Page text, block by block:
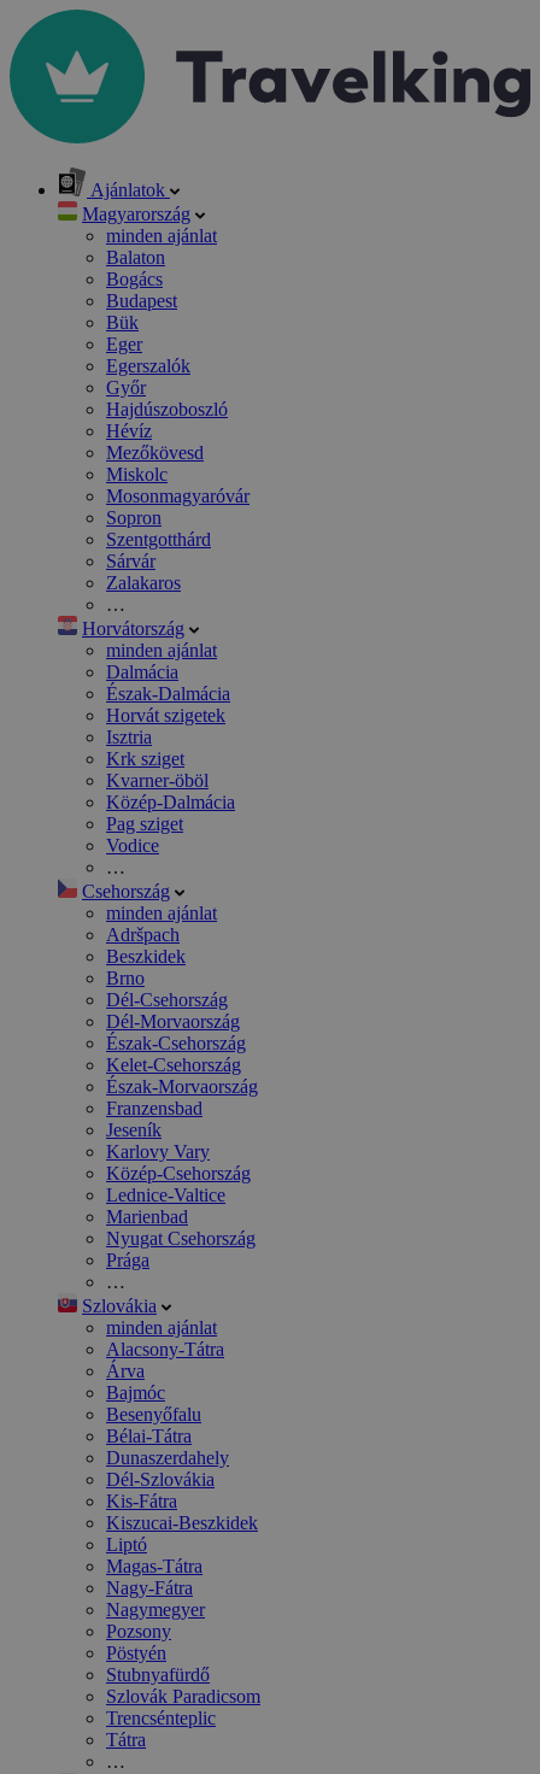
Ajánlatok
Magyarország
minden ajánlat
Balaton
Bogács
Budapest
Bük
Eger
Egerszalók
Győr
Hajdúszoboszló
Hévíz
Mezőkövesd
Miskolc
Mosonmagyaróvár
Sopron
Szentgotthárd
Sárvár
Zalakaros
…
Horvátország
minden ajánlat
Dalmácia
Észak-Dalmácia
Horvát szigetek
Isztria
Krk sziget
Kvarner-öböl
Közép-Dalmácia
Pag sziget
Vodice
…
Csehország
minden ajánlat
Adršpach
Beszkidek
Brno
Dél-Csehország
Dél-Morvaország
Észak-Csehország
Kelet-Csehország
Észak-Morvaország
Franzensbad
Jeseník
Karlovy Vary
Közép-Csehország
Lednice-Valtice
Marienbad
Nyugat Csehország
Prága
…
Szlovákia
minden ajánlat
Alacsony-Tátra
Árva
Bajmóc
Besenyőfalu
Bélai-Tátra
Dunaszerdahely
Dél-Szlovákia
Kis-Fátra
Kiszucai-Beszkidek
Liptó
Magas-Tátra
Nagy-Fátra
Nagymegyer
Pozsony
Pöstyén
Stubnyafürdő
Szlovák Paradicsom
Trencsénteplic
Tátra
…